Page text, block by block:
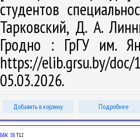
студентов
Тарковский, Д. А.
Гродно : ГрГУ им.
https://elib.grsu.by/
05.03.2026.
Добавить в корзину Подробнее
ББК 38.Т12